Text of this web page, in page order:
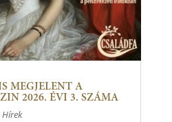
MEGJELENT A
2026. ÉVI 3. SZÁMA
Hírek